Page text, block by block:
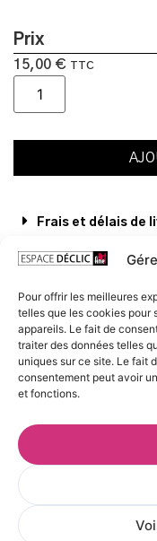
Pour offrir les meilleures
telles que les cookies pour
appareils. Le fait de
traiter des données telles
uniques sur ce site. Le fait
consentement peut avoir
et fonctions.
Prix
15,00 € TTC
Frais et délais de